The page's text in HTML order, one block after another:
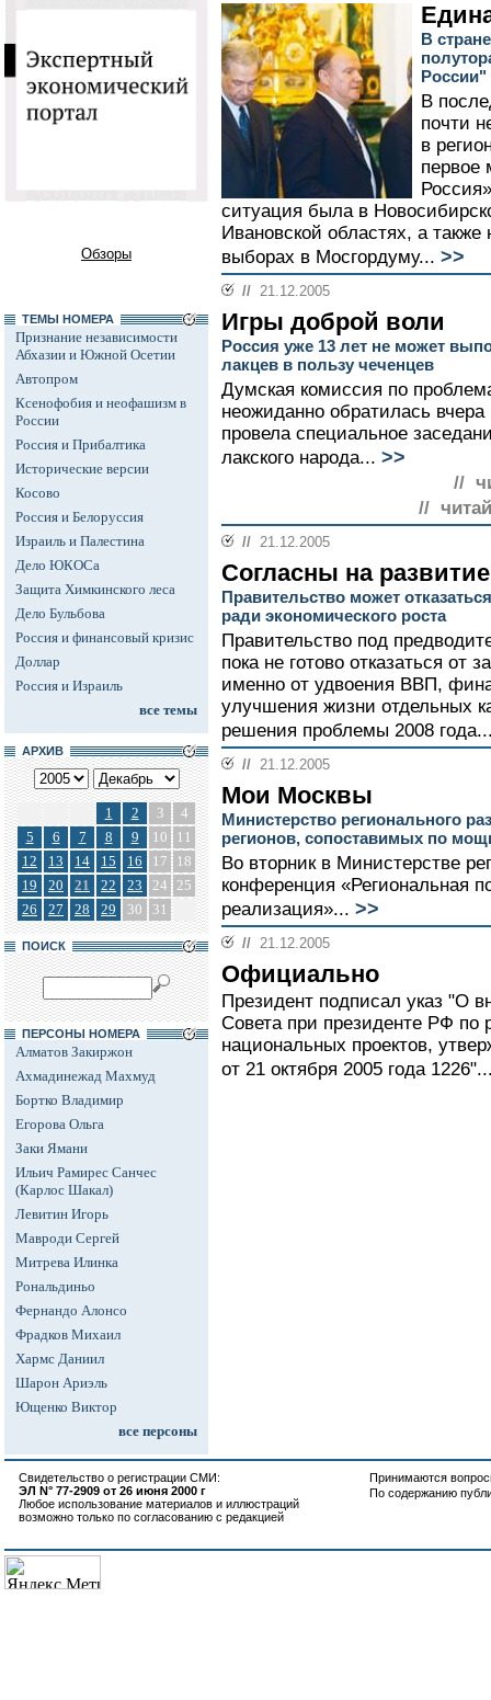
Обзоры
ТЕМЫ НОМЕРА
Признание независимости
Абхазии и Южной Осетии
Автопром
Ксенофобия и неофашизм в
России
Россия и Прибалтика
Исторические версии
Косово
Россия и Белоруссия
Израиль и Палестина
Дело ЮКОСа
Защита Химкинского леса
Дело Бульбова
Россия и финансовый кризис
Доллар
Россия и Израиль
все темы
АРХИВ
1 2 3
4
5
6 7 8 9 10
11
12
13 14 15 16 17
18
19
20 21 22 23 24 25
26
27 28 29 30 31
ПОИСК
ПЕРСОНЫ НОМЕРА
Алматов Закиржон
Ахмадинежад Махмуд
Бортко Владимир
Егорова Ольга
Заки Ямани
Ильич Рамирес Санчес
(Карлос Шакал)
Левитин Игорь
Мавроди Сергей
Митрева Илинка
Рональдиньо
Фернандо Алонсо
Фрадков Михаил
Хармс Даниил
Шарон Ариэль
Ющенко Виктор
все персоны
В
В
почти
в
первое
ситуация была в
Ивановской областях, а
выборах в Мосгордуму... >>
// 21.12.2005
Игры доброй воли
Россия уже 13 лет не может
лакцев в пользу чеченцев
Думская комиссия по
неожиданно обратилась
провела специальное
лакского народа... >>
//
//
// 21.12.2005
Согласны на развитие
Правительство может
ради экономического роста
Правительство под
пока не готово отказаться от
именно от удвоения ВВП,
улучшения жизни отдельных
решения проблемы 2008
// 21.12.2005
Мои Москвы
Министерство регионального
регионов, сопоставимых по
Во вторник в Министерстве
конференция «Региональная
реализация»... >>
// 21.12.2005
Официально
Президент подписал указ "О
Совета при президенте РФ по
национальных проектов,
от 21 октября 2005 года
Свидетельство о регистрации СМИ:
ЭЛ N° 77-2909 от 26 июня 2000 г
Любое использование материалов и иллюстраций
возможно только по согласованию с редакцией
Принимаются
По содержанию